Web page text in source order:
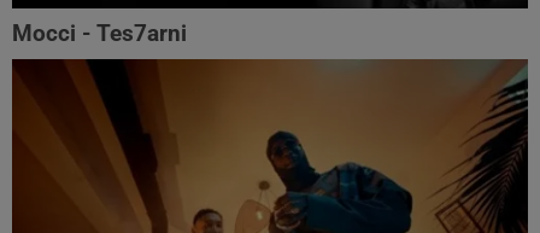
Mocci - Tes7arni